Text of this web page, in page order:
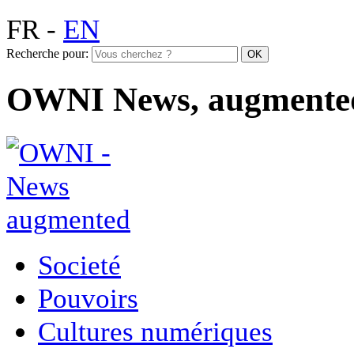
FR- EN
Recherche pour:
OWNI News,
Societé
Pouvoirs
Cultures numériques